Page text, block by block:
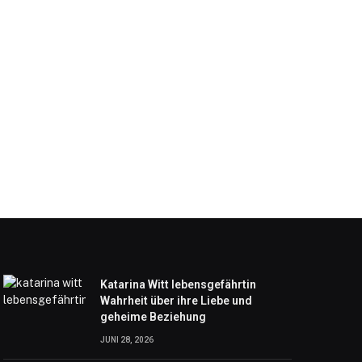
Katarina Witt lebensgefährtin
Wahrheit über ihre Liebe und
geheime Beziehung
JUNI 28, 2026